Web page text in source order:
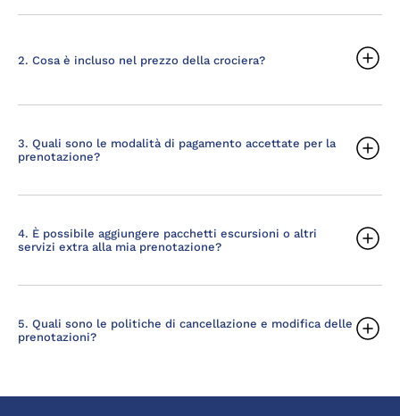
2. Cosa è incluso nel prezzo della crociera?
3. Quali sono le modalità di pagamento accettate per la
prenotazione?
4. È possibile aggiungere pacchetti escursioni o altri
servizi extra alla mia prenotazione?
5. Quali sono le politiche di cancellazione e modifica delle
prenotazioni?